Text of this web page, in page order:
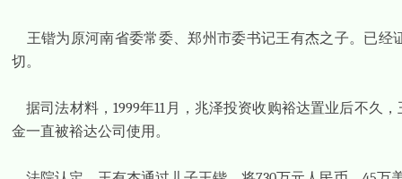
王锴为原河南省委常委、郑州市委书记王有杰之子。已
切。
据司法材料，1999年11 月，兆泽投资收购裕达置业后不久
金一直被裕达公司使用。